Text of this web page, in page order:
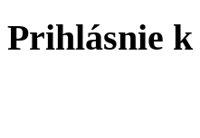
Prihlásnie